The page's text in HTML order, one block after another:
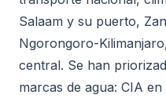
Salaam y su puerto,
Ngorongoro-
central. Se han
marcas de agua: CIA